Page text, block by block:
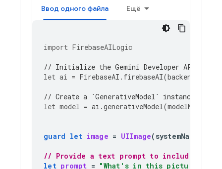
Ввод одного файла Ещё
import FirebaseAILogic
// Initialize the Gemini Developer API
let ai = FirebaseAI . firebaseAI(backend
// Create a `GenerativeModel` instance with
let model = ai .generativeModel(modelName
guard let image = UIImage( systemName
// Provide a text prompt to include with
let prompt = "What's in this picture?"